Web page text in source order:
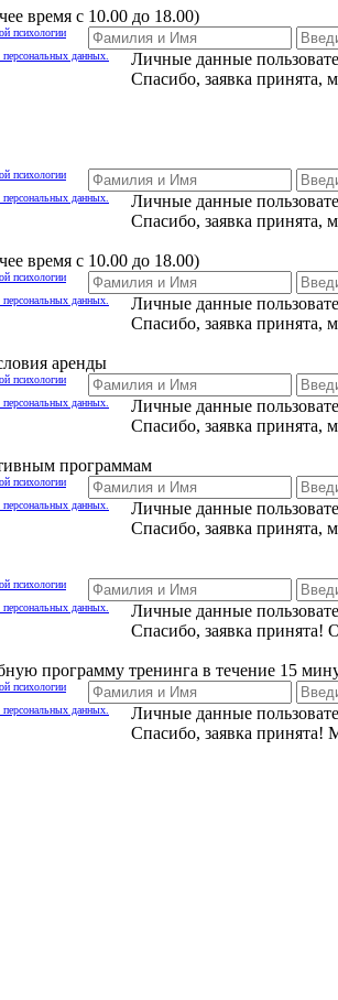
время с 10.00 до 18.00)
психологии
данных. Личные данные
Спасибо, заявка
психологии
данных. Личные данные
Спасибо, заявка
время с 10.00 до 18.00)
психологии
данных. Личные данные
Спасибо, заявка
аренды
психологии
данных. Личные данные
Спасибо, заявка
программам
психологии
данных. Личные данные
Спасибо, заявка
психологии
данных. Личные данные
Спасибо, заявка принята!
программу тренинга в течение 15
психологии
данных. Личные данные
Спасибо, заявка